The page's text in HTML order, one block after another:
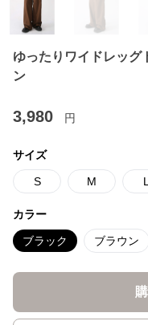
ゆったりワイドレッグ
ン
3,980 円
サイズ
S M L
カラー
ブラック ブラウン